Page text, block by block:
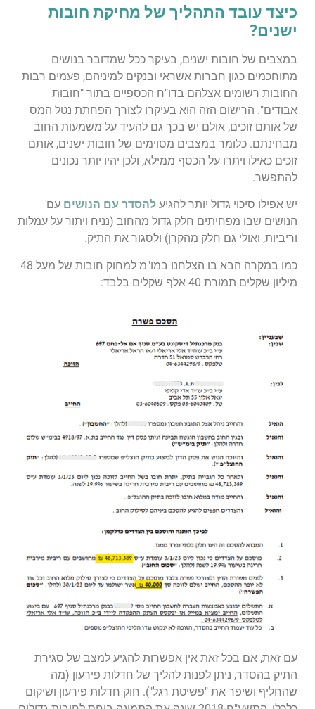
כיצד עובד התהליך של מחיקת חובות
ישנים?
במצבים של חובות ישנים, בעיקר ככל שמדובר בנושים
מתוחכמים כגון חברות אשראי ובנקים למיניהם, פעמים רבות
החובות רשומים אצלהם בדו"ח הכספיים בתור "חובות
אבודים". הרישום הזה הוא בעיקרו לצורך הפחתת נטל המס
של אותם זוכים, אולם יש בכך גם להעיד על משמעות החוב
מבחינתם. כלומר במצבים מסוימים של חובות ישנים, אותם
זוכים כאילו ויתרו על הכסף ממילא, ולכן יהיו יותר נכונים
להתפשר.
יש אפילו סיכוי גדול יותר להגיעלהסדר עם הנושיםעם
הנושים שבו מפחיתים חלק גדול מהחוב (נניח ויתור על עמלות
וריביות, ואולי גם חלק מהקרן) ולסגור את התיק.
כמו במקרה הבא בו הצלחנו במו"מ למחוק חובות של מעל 48
מיליון שקלים תמורת 40 אלף שקלים בלבד:
עם זאת, אם בכל זאת אין אפשרות להגיע למצב של סגירת
התיק בהסדר, ניתן לפנות להליך של חדלות פירעון (מה
שהחליף ושיפר את "פשיטת רגל"). חוק חדלות פירעון ושיקום